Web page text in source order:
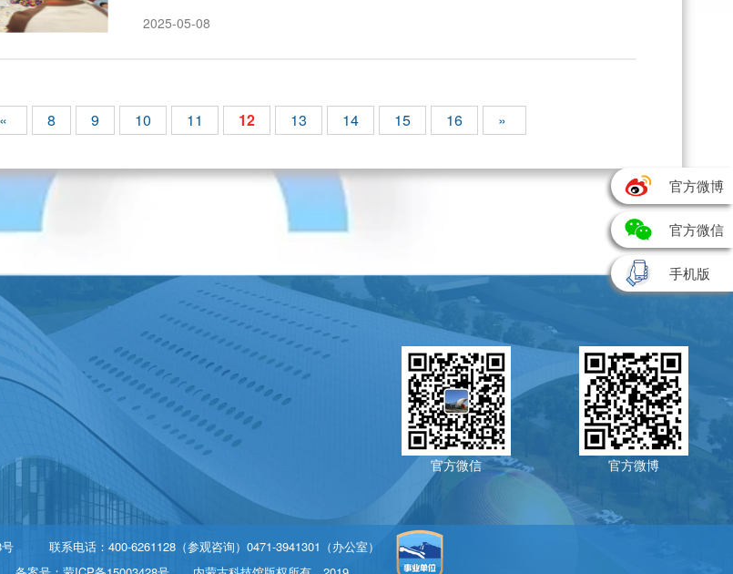
官方微博
官方微信
手机版
2025-05-08
« 8 9 10 11 12 13 14 15 16 »
官方微博
官方微信
号 联系电话：400-6261128（参观咨询）0471-3941301（办公室）